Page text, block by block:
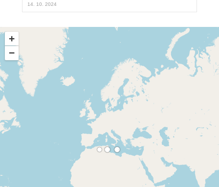
14. 10. 2024
+
−